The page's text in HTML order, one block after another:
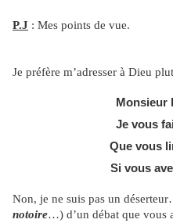
P.J : Mes points de vue.
Je préfère m’adresser à Dieu
Monsieur
Je vous
Que vous
Si vous
Non, je ne suis pas un
notoire…) d’un débat que vous